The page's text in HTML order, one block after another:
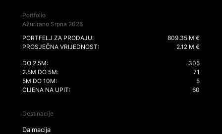
Portfolio
Ažurirano Srpna 2026
PORTFELJ ZA PRODAJU:
809.35 M €
PROSJEČNA VRIJEDNOST:
2.12 M €
DO 2.5M:
305
2.5M DO 5M:
71
5M DO 10M:
5
CIJENA NA UPIT:
60
Destinacije
Dalmacija